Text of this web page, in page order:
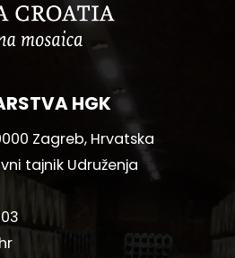
HGK
Zagreb, Hrvatska
tajnik Udruženja